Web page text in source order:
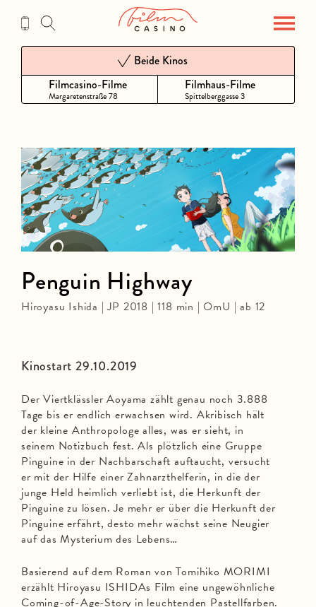
Inhalt
Filmcasino-Filme
Margaretenstraße 78
Beide Kinos
Filmhaus-Filme
Spittelberggasse 3
Kinostart 29.10.2019
Der Viertklässler Aoyama zählt genau noch 3.888
Tage bis er endlich erwachsen wird. Akribisch hält
der kleine Anthropologe alles, was er sieht, in
seinem Notizbuch fest. Als plötzlich eine Gruppe
Pinguine in der Nachbarschaft auftaucht, versucht
er mit der Hilfe einer Zahnarzthelferin, in die der
junge Held heimlich verliebt ist, die Herkunft der
Pinguine zu lösen. Je mehr er über die Herkunft der
Pinguine erfährt, desto mehr wächst seine Neugier
auf das Mysterium des Lebens…
Basierend auf dem Roman von Tomihiko MORIMI
erzählt Hiroyasu ISHIDAs Film eine ungewöhnliche
Coming-of-Age-Story in leuchtenden Pastellfarben.
Penguin Highway
Hiroyasu Ishida | JP 2018 | 118 min | OmU | ab 12